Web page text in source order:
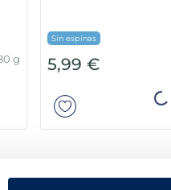
g
Sin espinas
5,99 €